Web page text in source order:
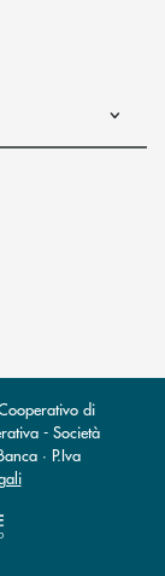
elettronica)
di
- Società
· P.Iva